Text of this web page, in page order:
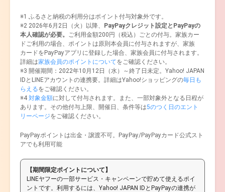
※1 ふるさと納税の利用分はポイント付与対象外です。
※2 2026年6月2日（火）以降、 PayPayクレジット設定とPayPayの
本人確認が必要。
ご利用金額200円（税込）ごとの付与。家族カー
ドご利用の場合、ポイントは原則本会員に付与されますが、家族
カードをPayPayアプリに登録した場合、家族会員に付与されます。
詳細は家族会員のポイントについてをご確認ください。
※3 開催期間：2022年10月12日（水）～終了日未定。Yahoo! JAPAN
IDとLINEアカウントの連携要。詳細はYahoo!ショッピングの毎日も
らえるをご確認ください。
※4 対象金額に対して付与されます。また、一部対象外となる日程が
あります。その他付与上限、開催日、条件等は5のつく日のエント
リーページをご確認ください。
PayPayポイントは出金・譲渡不可。PayPay/PayPayカード公式スト
アでも利用可能
【期間限定ポイントについて】
LINEヤフーの一部サービス・キャンペーンで貯めて使えるポイ
ントです。利用するには、Yahoo! JAPAN IDとPayPayの連携が